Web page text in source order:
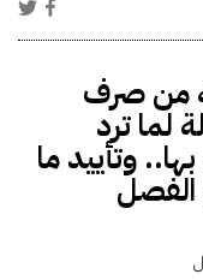
من صرف
لما ترد
وتأييد ما